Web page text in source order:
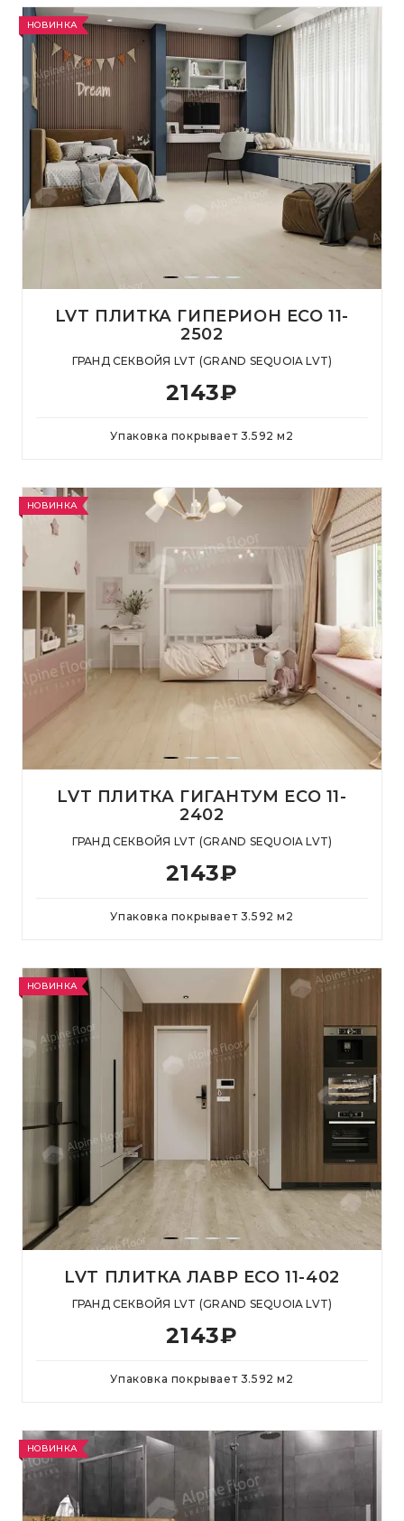
НОВИНКА
LVT ПЛИТКА ГИПЕРИОН ECO 11-
2502
ГРАНД СЕКВОЙЯ LVT (GRAND SEQUOIA LVT)
2143₽
Упаковка покрывает 3.592 м 2
НОВИНКА
LVT ПЛИТКА ГИГАНТУМ ECO 11-
2402
ГРАНД СЕКВОЙЯ LVT (GRAND SEQUOIA LVT)
2143₽
Упаковка покрывает 3.592 м 2
НОВИНКА
LVT ПЛИТКА ЛАВР ECO 11-402
ГРАНД СЕКВОЙЯ LVT (GRAND SEQUOIA LVT)
2143₽
Упаковка покрывает 3.592 м 2
НОВИНКА